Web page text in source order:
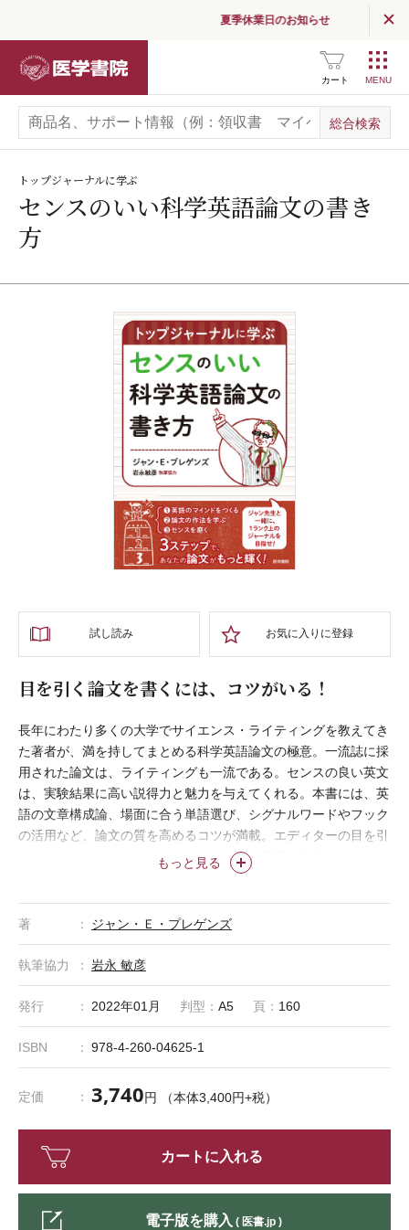
夏季休業日のお知らせ
カート
トップジャーナルに学ぶ
センスのいい科学英語論文の書き
方
試し読み お気に入りに登録
目を引く論文を書くには、コツがいる！
もっと見る
長年にわたり多くの大学でサイエンス・ライティングを教えてき
た著者が、満を持してまとめる科学英語論文の極意。一流誌に採
用された論文は、ライティングも一流である。センスの良い英文
は、実験結果に高い説得力と魅力を与えてくれる。本書には、英
語の文章構成論、場面に合う単語選び、シグナルワードやフック
の活用など、論文の質を高めるコツが満載。エディターの目を引
く論文で、ワンランク上のジャーナルへの掲載を目指せ！
著 ジャン・Ｅ・プレゲンズ
執筆協力 岩永 敏彦
発行 2022年01月 判型： A5 頁： 160
ISBN 978-4-260-04625-1
定価 3,740円 （本体3,400円+税）
カートに入れる
電子版を購入 ( 医書.jp )